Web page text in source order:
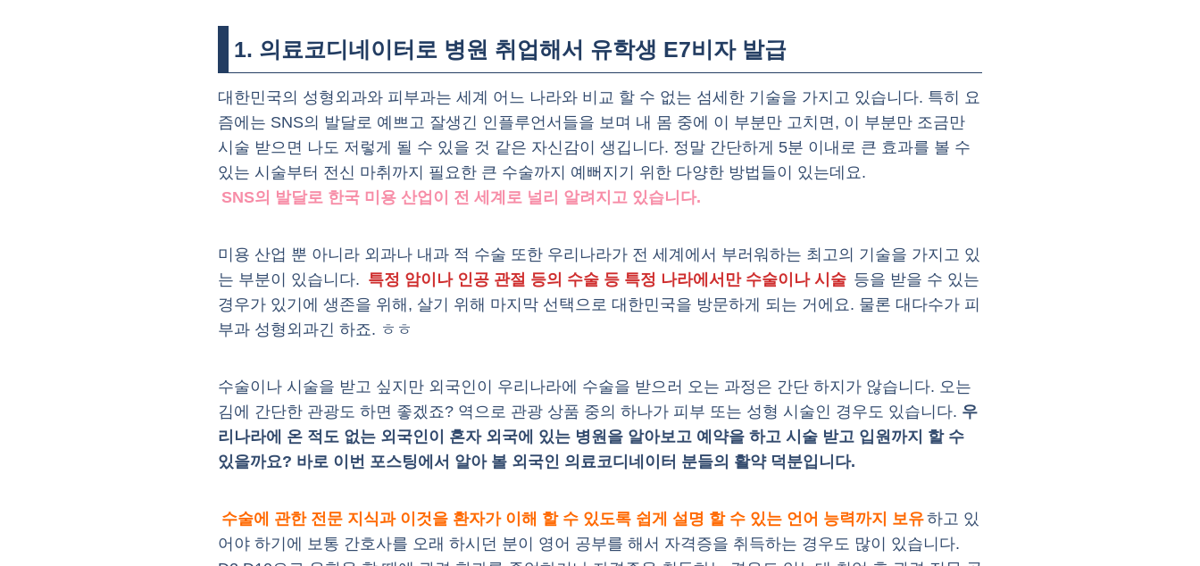
1. 의료코디네이터로 병원 취업해서 유학생 E7비자 발급
대한민국의 성형외과와 피부과는 세계 어느 나라와 비교 할 수 없는 섬세한 기술을 가지고 있습니다. 특히 요
즘에는 SNS의 발달로 예쁘고 잘생긴 인플루언서들을 보며 내 몸 중에 이 부분만 고치면, 이 부분만 조금만
시술 받으면 나도 저렇게 될 수 있을 것 같은 자신감이 생깁니다. 정말 간단하게 5분 이내로 큰 효과를 볼 수
있는 시술부터 전신 마취까지 필요한 큰 수술까지 예뻐지기 위한 다양한 방법들이 있는데요.
SNS의 발달로 한국 미용 산업이 전 세계로 널리 알려지고 있습니다.
미용 산업 뿐 아니라 외과나 내과 적 수술 또한 우리나라가 전 세계에서 부러워하는 최고의 기술을 가지고 있
는 부분이 있습니다. 특정 암이나 인공 관절 등의 수술 등 특정 나라에서만 수술이나 시술 등을 받을 수 있는
경우가 있기에 생존을 위해, 살기 위해 마지막 선택으로 대한민국을 방문하게 되는 거에요. 물론 대다수가 피
부과 성형외과긴 하죠. ㅎㅎ
수술이나 시술을 받고 싶지만 외국인이 우리나라에 수술을 받으러 오는 과정은 간단 하지가 않습니다. 오는
김에 간단한 관광도 하면 좋겠죠? 역으로 관광 상품 중의 하나가 피부 또는 성형 시술인 경우도 있습니다. 우
리나라에 온 적도 없는 외국인이 혼자 외국에 있는 병원을 알아보고 예약을 하고 시술 받고 입원까지 할 수
있을까요? 바로 이번 포스팅에서 알아 볼 외국인 의료코디네이터 분들의 활약 덕분입니다.
수술에 관한 전문 지식과 이것을 환자가 이해 할 수 있도록 쉽게 설명 할 수 있는 언어 능력까지 보유하고 있
어야 하기에 보통 간호사를 오래 하시던 분이 영어 공부를 해서 자격증을 취득하는 경우도 많이 있습니다.